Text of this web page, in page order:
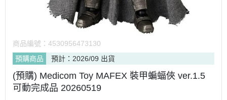
商品編號： 4530956473130
預購商品
預計：2026/09 出貨
(預購) Medicom Toy MAFEX 裝甲蝙蝠俠 ver.1.5
可動完成品 20260519